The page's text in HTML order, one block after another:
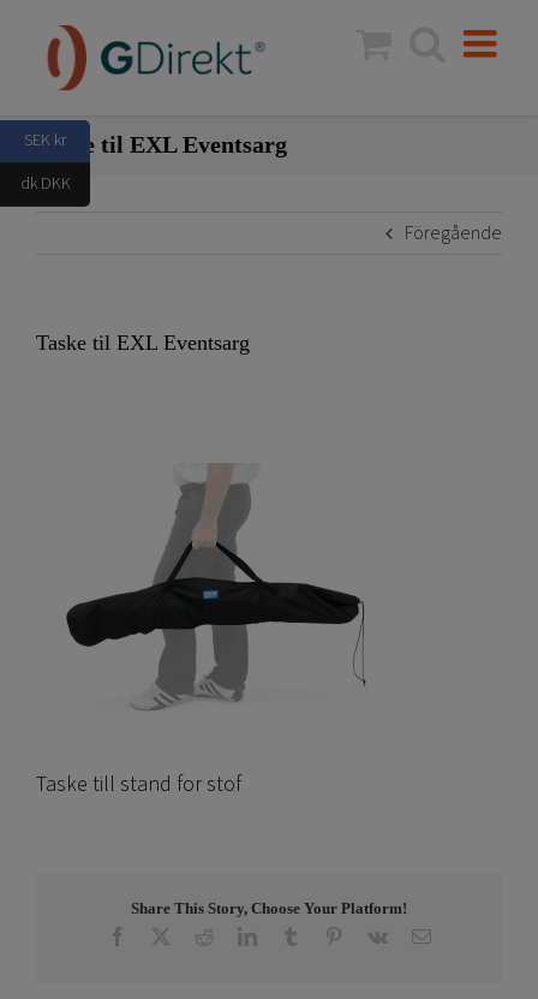
innehållet
Taske til EXL Eventsarg
Föregående
Taske til EXL Eventsarg
Taske till stand for stof
Share This Story, Choose Your Platform!
Facebook RedditLinkedInTumblr Pinterest
Vk E-
SEK kr
dk DKK